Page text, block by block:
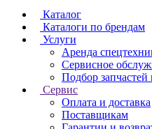
Каталог
Каталоги по брендам
Услуги
Аренда
Сервисное
Подбор запчастей
Сервис
Оплата и доставка
Поставщикам